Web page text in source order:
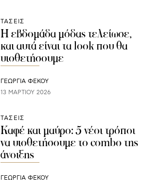
ΤΑΣΕΙΣ
Η εβδομάδα μόδας τελείωσε,
και αυτά είναι τα look που θα
υιοθετήσουμε
ΓΕΩΡΓΙΑ ΦΕΚΟΥ
13 ΜΑΡΤΊΟΥ 2026
ΤΑΣΕΙΣ
Καφέ και μαύρο: 5 νέοι τρόποι
να υιοθετήσουμε το combo της
άνοιξης
ΓΕΩΡΓΙΑ ΦΕΚΟΥ